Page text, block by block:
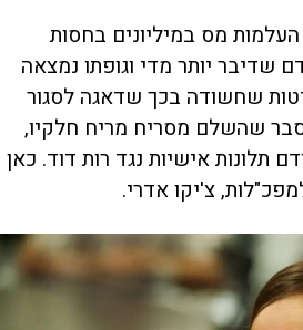
מס במיליונים בחסות
שדיבר יותר מדי וגופתו נמצאה
שחשודה בכך שדאגה לסגור
סבר שהשלם מסריח מריח חלקיו,
תלונות אישיות נגד רות דוד. כאן
צ'יקו אדרי.